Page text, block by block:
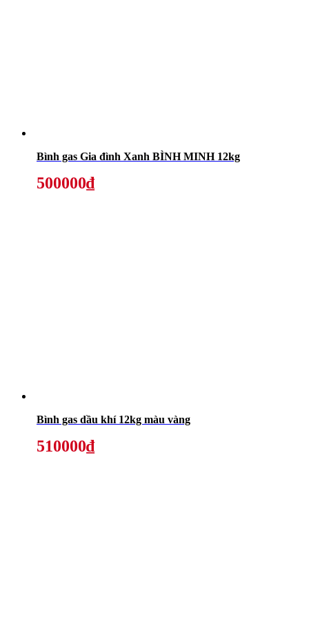
Bình gas Gia đình Xanh BÌNH MINH 12kg
500000₫
Bình gas dầu khí 12kg màu vàng
510000₫